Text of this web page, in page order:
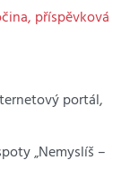
příspěvková
portál,
„Nemyslíš –